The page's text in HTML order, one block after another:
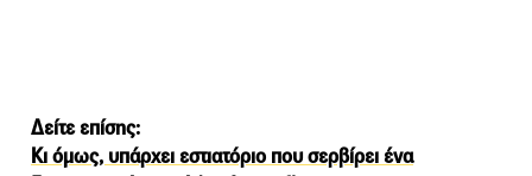
Δείτε επίσης:
Κι όμως, υπάρχει εστιατόριο που σερβίρει ένα